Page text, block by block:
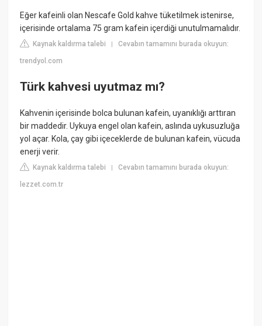
Eğer kafeinli olan Nescafe Gold kahve tüketilmek istenirse,
içerisinde ortalama 75 gram kafein içerdiği unutulmamalıdır.
Kaynak kaldırma talebi |Cevabın tamamını burada okuyun:
trendyol.com
Türk kahvesi uyutmaz mı?
Kahvenin içerisinde bolca bulunan kafein, uyanıklığı arttıran
bir maddedir. Uykuya engel olan kafein, aslında uykusuzluğa
yol açar. Kola, çay gibi içeceklerde de bulunan kafein, vücuda
enerji verir.
Kaynak kaldırma talebi |Cevabın tamamını burada okuyun:
lezzet.com.tr